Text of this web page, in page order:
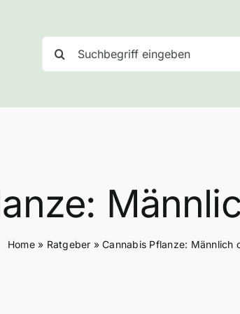
nach:
Home» Ratgeber »Cannabis Pflanze: Männlich